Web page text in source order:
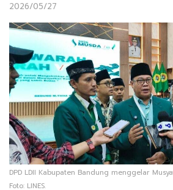
2026/05/27
DPD LDII Kabupaten Bandung menggelar
Foto: LINES.